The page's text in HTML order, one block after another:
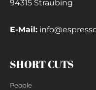
94315 Straubing
E-Mail:
SHORT CUTS
People